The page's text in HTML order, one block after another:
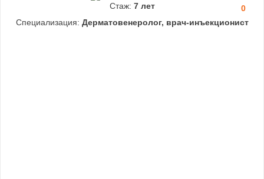
0
Стаж: 7 лет
Специализация: Дерматовенеролог, врач-инъекционист